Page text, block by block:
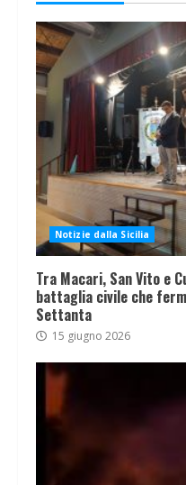
Notizie dalla Sicilia
Tra Macari, San Vito e
battaglia civile che
Settanta
15 giugno 2026